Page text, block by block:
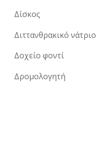
Δίσκος
Διττανθρακικό νάτριο
Δοχείο φοντί
Δρομολογητή